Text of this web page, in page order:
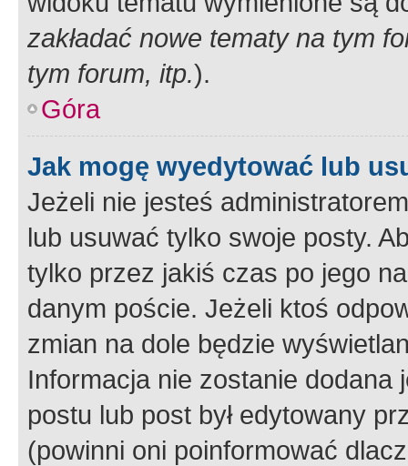
zakładać nowe tematy na tym
tym forum, itp.).
Góra
Jak mogę wyedytować lub
Jeżeli nie jesteś
lub usuwać tylko swoje posty.
tylko przez jakiś czas po jego
danym poście. Jeżeli ktoś
zmian na dole będzie
Informacja nie zostanie dodana
postu lub post był edytowany
(powinni oni poinformować